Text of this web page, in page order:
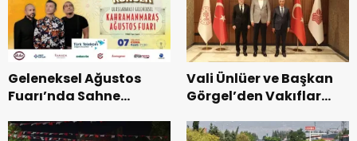
Geleneksel Ağustos
Fuarı’nda Sahne
Vali Ünlüer ve Başkan
Görgel’den Vakıflar
ziyaret.